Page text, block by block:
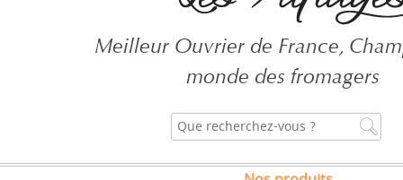
Meilleur Ouvrier de France,
monde des fromagers
CRÉER UN